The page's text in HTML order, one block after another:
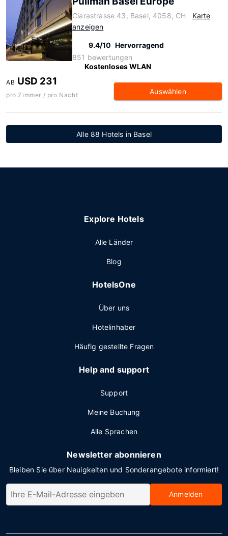
Clarastrasse 43, Basel, 4058, CH
Karte
anzeigen
9.4/10 Hervorragend
851 bewertungen
Kostenloses WLAN
AB USD 231
pro Zimmer / pro Nacht Auswählen
Alle 88 Hotels in Basel
Explore Hotels
Alle Länder
Blog
HotelsOne
Über uns
Hotelinhaber
Häufig gestellte Fragen
Help and support
Support
Meine Buchung
Alle Sprachen
Newsletter abonnieren
Bleiben Sie über Neuigkeiten und Sonderangebote informiert!
Anmelden